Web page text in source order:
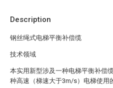
Description
钢丝绳式电梯平衡补偿缆
技术领域
本实用新型涉及一种电梯平衡补偿
种高速（梯速大于3m/s）电梯使用